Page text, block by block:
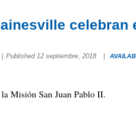
celebran
Published 12 septiembre, 2018
Misión San Juan Pablo II.